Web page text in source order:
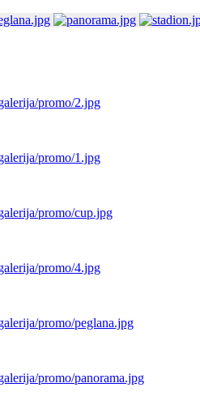
promo/2.jpg
promo/1.jpg
promo/cup.jpg
promo/4.jpg
promo/peglana.jpg
promo/panorama.jpg